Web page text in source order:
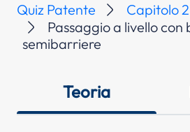
Quiz Patente
Capitolo 2
Passaggio a livello
semibarriere
Teoria